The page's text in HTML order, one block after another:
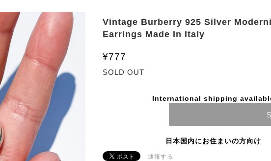
Vintage Burberry 925 Silver
Earrings Made In Italy
¥777
SOLD OUT
International shipping
日本国内にお住まいの方向け
通報する